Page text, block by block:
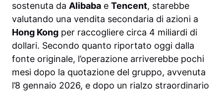
sostenuta da Alibaba e Tencent, starebbe
valutando una vendita secondaria di azioni a
Hong Kong per raccogliere circa 4 miliardi di
dollari. Secondo quanto riportato oggi dalla
fonte originale, l’operazione arriverebbe pochi
mesi dopo la quotazione del gruppo, avvenuta
l’8 gennaio 2026, e dopo un rialzo straordinario